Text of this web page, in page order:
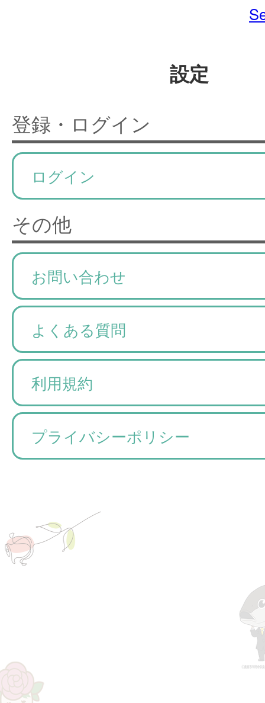
設定
登録・ログイン
ログイン
その他
お問い合わせ
よくある質問
利用規約
プライバシーポリシー